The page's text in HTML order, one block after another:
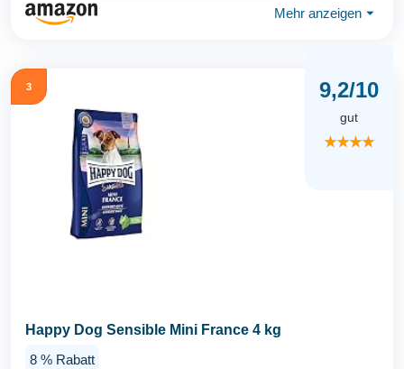
Mehr anzeigen ⏷
3 9,2/10
gut
★★★★
Happy Dog Sensible Mini France 4 kg
8 % Rabatt